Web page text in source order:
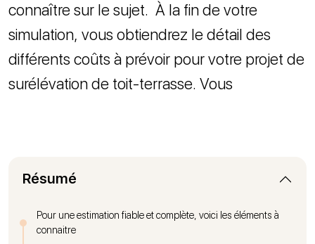
connaître sur le sujet. À la fin de votre
simulation, vous obtiendrez le détail des
différents coûts à prévoir pour votre projet de
surélévation de toit-terrasse. Vous
Résumé
Pour une estimation fiable et complète, voici les éléments à
connaitre